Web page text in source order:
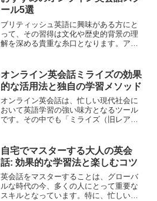
ール5選
ブリティッシュ英語に興味がある方にと
って、その習得は文化や歴史的背景の理
解を深める貴重な糸口となります。アメ
のスクールを選べばよいのか迷ってしま
う方も多いでしょう。そこ...
オンライン英会話ミライズの効果
的な活用法と独自の学習メソッド
オンライン英会話は、忙しい現代社会に
おいて英語学習の強い味方となるツール
です。その中でも「ミライズ（旧レアジ
います。本記事では、ミライズの効果的
な活用方法と、その独自の...
自宅でマスターする大人の英会
話: 効果的な学習法と楽しむコツ
英会話をマスターすることは、グローバ
ルな時代の今、多くの人にとって重要な
スキルとなっています。特に、忙しい大